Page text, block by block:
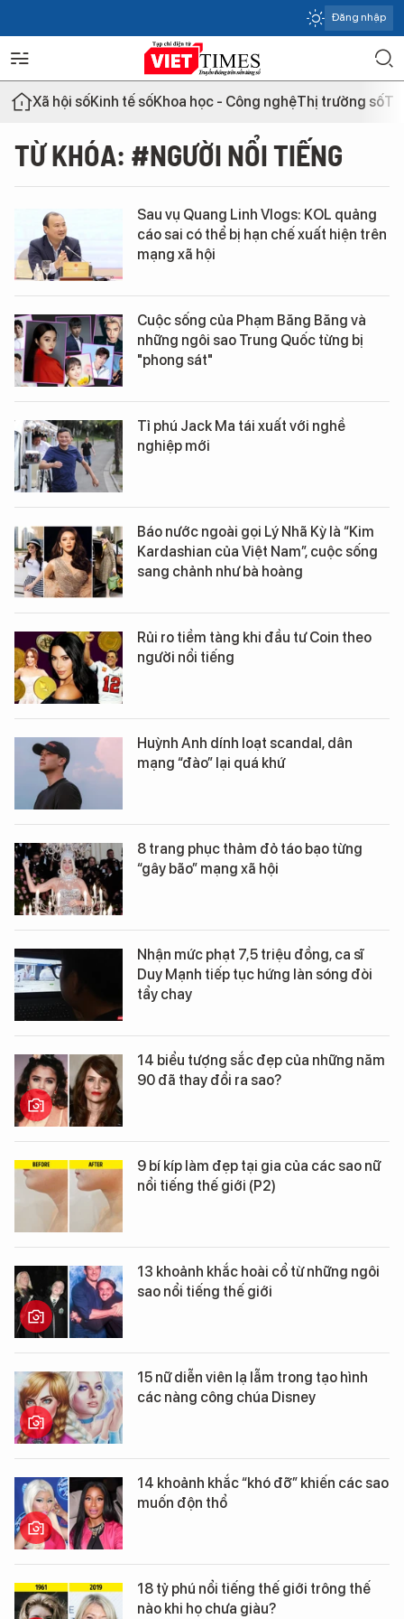
Đăng nhập
Xã hội sốKinh tế sốKhoa học - Công nghệThị trường số
TỪ KHÓA: #NGƯỜI NỔI TIẾNG
Sau vụ Quang Linh Vlogs: KOL quảng
cáo sai có thể bị hạn chế xuất hiện trên
mạng xã hội
Cuộc sống của Phạm Băng Băng và
những ngôi sao Trung Quốc từng bị
"phong sát"
Tỉ phú Jack Ma tái xuất với nghề
nghiệp mới
Báo nước ngoài gọi Lý Nhã Kỳ là “Kim
Kardashian của Việt Nam”, cuộc sống
sang chảnh như bà hoàng
Rủi ro tiềm tàng khi đầu tư Coin theo
người nổi tiếng
Huỳnh Anh dính loạt scandal, dân
mạng “đào” lại quá khứ
8 trang phục thảm đỏ táo bạo từng
“gây bão” mạng xã hội
Nhận mức phạt 7,5 triệu đồng, ca sĩ
Duy Mạnh tiếp tục hứng làn sóng đòi
tẩy chay
14 biểu tượng sắc đẹp của những năm
90 đã thay đổi ra sao?
9 bí kíp làm đẹp tại gia của các sao nữ
nổi tiếng thế giới (P2)
13 khoảnh khắc hoài cổ từ những ngôi
sao nổi tiếng thế giới
15 nữ diễn viên lạ lẫm trong tạo hình
các nàng công chúa Disney
14 khoảnh khắc “khó đỡ” khiến các sao
muốn độn thổ
18 tỷ phú nổi tiếng thế giới trông thế
nào khi họ chưa giàu?